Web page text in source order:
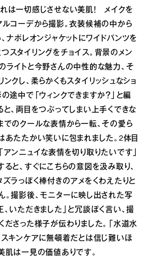
は一切感じさせない美肌！ メイクを
ルコーデから撮影。衣装候補の中から
ナポレオンジャケットにワイドパンツを
スタイリングをチョイス。背景のメン
ライトと今野さんの中性的な魅力、そ
クし、柔らかくもスタイリッシュなショ
途中で「ウィンクできますか？」と編
と、両目をつぶってしまい上手くできな
でのクールな表情から一転、その愛ら
あたたかい笑いに包まれました。2体目
アンニュイな表情を切り取りたいです」
と、すぐにこちらの意図を汲み取り、
ラっぽく棒付きのアメをくわえたりと
。撮影後、モニターに映し出された写
いただきました」と冗談ぽく言い、撮
ださった様子が伝わりました。「水道水
スキンケアに無頓着だとは信じ難いほ
肌は一見の価値ありです。